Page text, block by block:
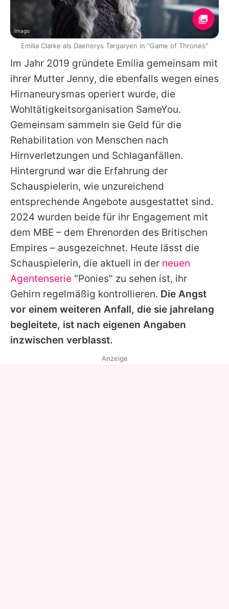
Im Jahr 2019 gründete Emilia gemeinsam mit
ihrer Mutter Jenny, die ebenfalls wegen eines
Hirnaneurysmas operiert wurde, die
Wohltätigkeitsorganisation SameYou.
Gemeinsam sammeln sie Geld für die
Rehabilitation von Menschen nach
Hirnverletzungen und Schlaganfällen.
Hintergrund war die Erfahrung der
Schauspielerin, wie unzureichend
entsprechende Angebote ausgestattet sind.
2024 wurden beide für ihr Engagement mit
dem MBE – dem Ehrenorden des Britischen
Empires – ausgezeichnet. Heute lässt die
Schauspielerin, die aktuell in der neuen
Agentenserie "Ponies" zu sehen ist, ihr
Gehirn regelmäßig kontrollieren. Die Angst
vor einem weiteren Anfall, die sie jahrelang
begleitete, ist nach eigenen Angaben
inzwischen verblasst.
Imago
Emilia Clarke als Daenerys Targaryen in "Game of Thrones"
Anzeige